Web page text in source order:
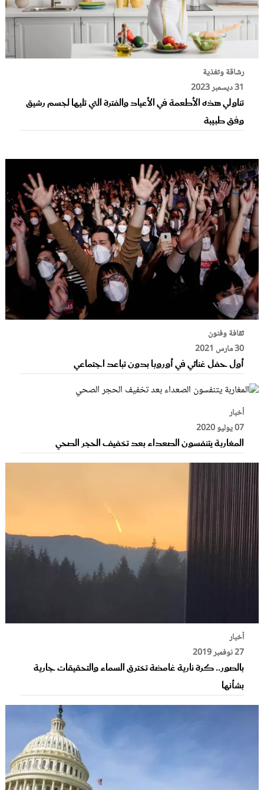
رشاقة وتغذية
31 ديسمبر 2023
تناولي هذه الأطعمة في الأعياد والفترة التي تليها لجسم رشيق
وفق طبيبة
ثقافة وفنون
30 مارس 2021
أول حفل غنائي في أوروبا بدون تباعد اجتماعي
أخبار
07 يوليو 2020
المغاربة يتنفسون الصعداء بعد تخفيف الحجر الصحي
أخبار
27 نوفمبر 2019
بالصور.. كرة نارية غامضة تخترق السماء والتحقيقات جارية
بشأنها